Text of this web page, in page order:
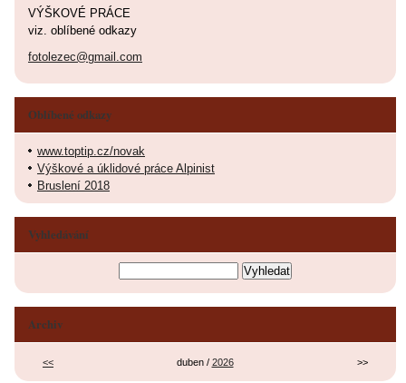
VÝŠKOVÉ PRÁCE
viz. oblíbené odkazy
fotolezec@gmail.com
Oblíbené odkazy
www.toptip.cz/novak
Výškové a úklidové práce Alpinist
Bruslení 2018
Vyhledávání
Archiv
<< duben / 2026 >>